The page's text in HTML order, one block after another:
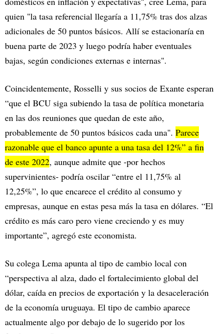
quien "la tasa referencial llegaría a 11,75% tras dos alzas
adicionales de 50 puntos básicos. Allí se estacionaría en
buena parte de 2023 y luego podría haber eventuales
bajas, según condiciones externas e internas".
Coincidentemente, Rosselli y sus socios de Exante esperan
“que el BCU siga subiendo la tasa de política monetaria
en las dos reuniones que quedan de este año,
probablemente de 50 puntos básicos cada una". Parece
razonable que el banco apunte a una tasa del 12%” a fin
de este 2022, aunque admite que -por hechos
supervinientes- podría oscilar “entre el 11,75% al
12,25%”, lo que encarece el crédito al consumo y
empresas, aunque en estas pesa más la tasa en dólares. “El
crédito es más caro pero viene creciendo y es muy
importante”, agregó este economista.
Su colega Lema apunta al tipo de cambio local con
“perspectiva al alza, dado el fortalecimiento global del
dólar, caída en precios de exportación y la desaceleración
de la economía uruguaya. El tipo de cambio aparece
actualmente algo por debajo de lo sugerido por los